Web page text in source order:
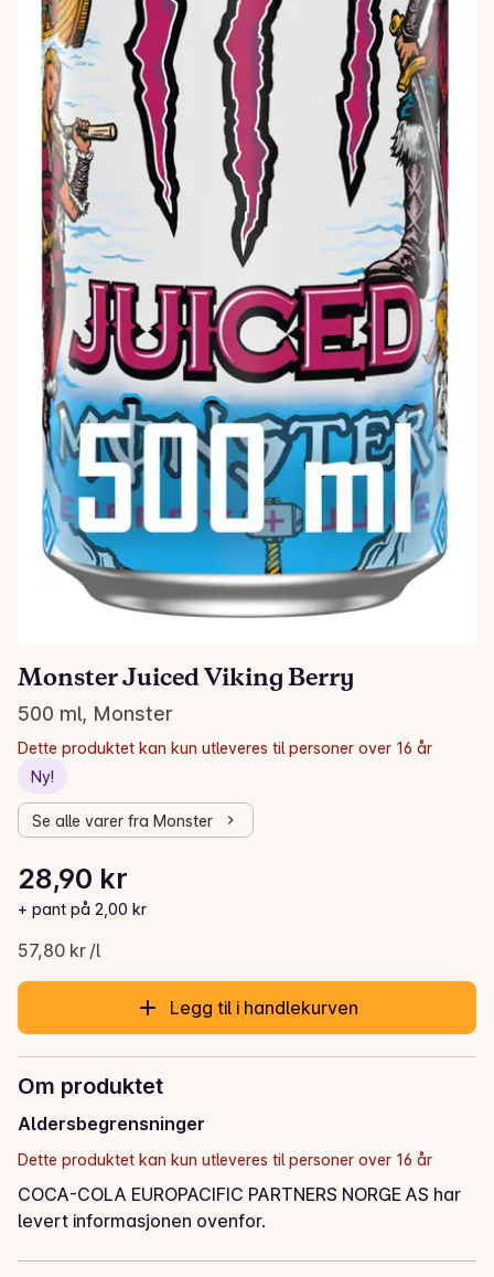
Monster Juiced Viking Berry
500 ml, Monster
Dette produktet kan kun utleveres til personer over 16 år
Ny!
Se alle varer fra Monster
Gjeldende pris er: 28,90 kr
28,90 kr
+ pant på 2,00 kr
57,80 kr /l
Stykkpris: 57,80 kr /l
Legg til i handlekurven
Om produktet
Aldersbegrensninger
Dette produktet kan kun utleveres til personer over 16 år
COCA-COLA EUROPACIFIC PARTNERS NORGE AS har
levert informasjonen ovenfor.